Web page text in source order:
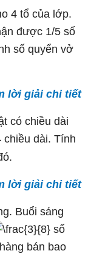
4 tổ của lớp.
được 1/5 số
số quyển vở
lời giải chi tiết
có chiều dài
chiều dài. Tính
lời giải chi tiết
Buổi sáng
số
bán bao